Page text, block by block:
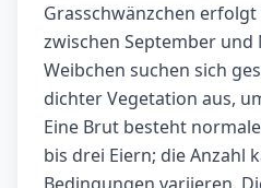
Grasschwänzchen
zwischen September und
Weibchen suchen sich
dichter Vegetation aus,
Eine Brut besteht
bis drei Eiern; die Anzahl